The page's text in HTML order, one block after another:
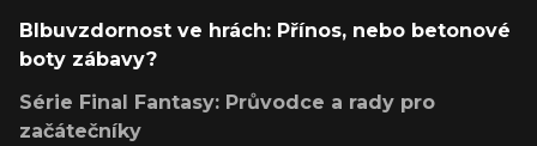
Blbuvzdornost ve hrách: Přínos, nebo betonové
boty zábavy?
Série Final Fantasy: Průvodce a rady pro
začátečníky